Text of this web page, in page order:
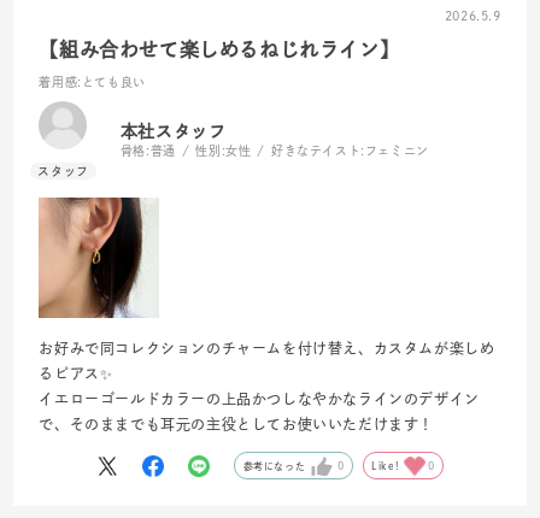
2026.5.9
【組み合わせて楽しめるねじれライン】
着用感:とても良い
本社スタッフ
骨格: 普通 性別:女性 好きなテイスト: フェミニン
お好みで同コレクションのチャームを付け替え、カスタムが楽しめ
るピアス✨
イエローゴールドカラーの上品かつしなやかなラインのデザイン
で、そのままでも耳元の主役としてお使いいただけます！
参考になった 0 Like! 0